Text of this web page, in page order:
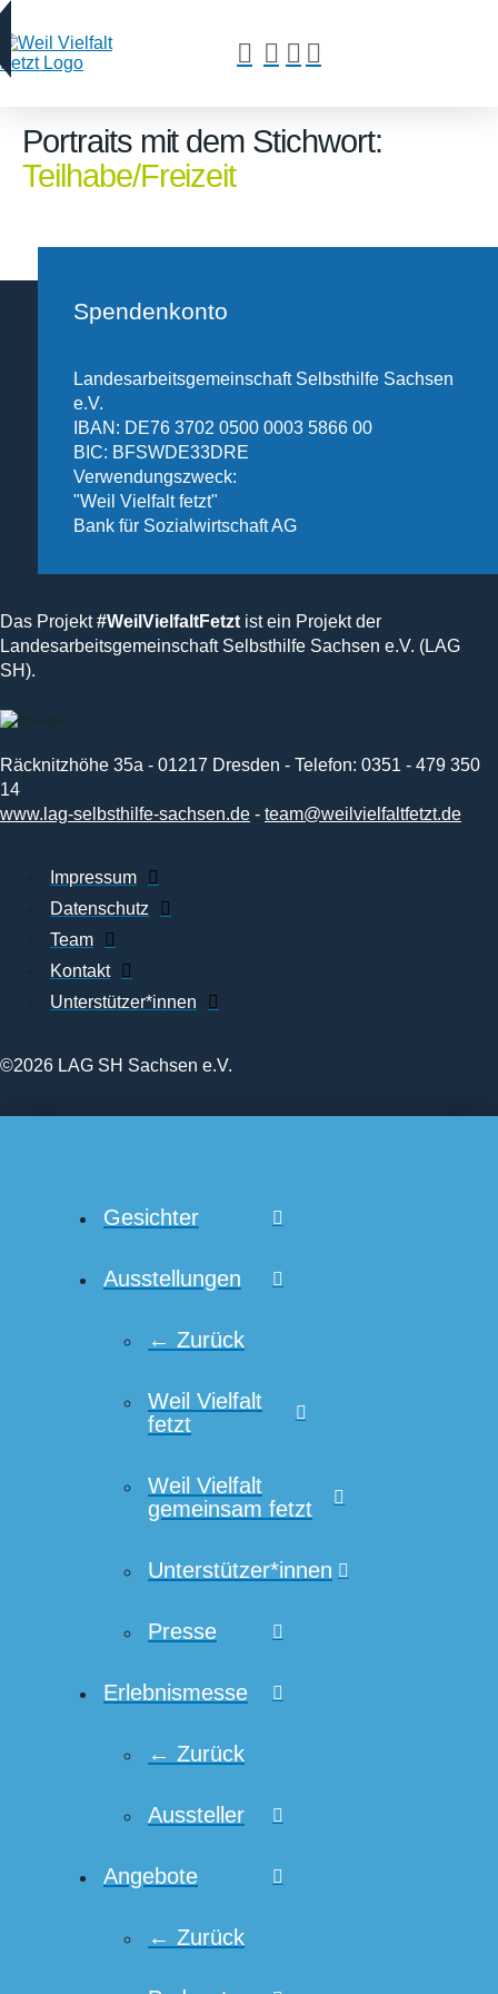
Portraits mit dem Stichwort:
Teilhabe/Freizeit
Spendenkonto
Landesarbeitsgemeinschaft Selbsthilfe Sachsen
e.V.
IBAN: DE76 3702 0500 0003 5866 00
BIC: BFSWDE33DRE
Verwendungszweck:
"Weil Vielfalt fetzt"
Bank für Sozialwirtschaft AG
Das Projekt#WeilVielfaltFetzt ist ein Projekt der
Landesarbeitsgemeinschaft Selbsthilfe Sachsen e.V. (LAG
SH).
Räcknitzhöhe 35a - 01217 Dresden - Telefon: 0351 - 479 350
14
www.lag-selbsthilfe-sachsen.de - team@weilvielfaltfetzt.de
Impressum
Datenschutz
Team
Kontakt
Unterstützer*innen
©2026 LAG SH Sachsen e.V.
Gesichter
Ausstellungen
← Zurück
Weil Vielfalt
fetzt
Weil Vielfalt
gemeinsam fetzt
Unterstützer*innen
Presse
Erlebnismesse
← Zurück
Aussteller
Angebote
← Zurück